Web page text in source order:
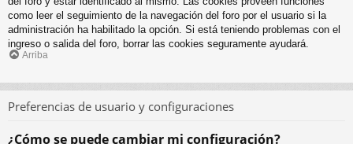
como leer el seguimiento de la navegación del foro por el usuario si la
administración ha habilitado la opción. Si está teniendo problemas con el
ingreso o salida del foro, borrar las cookies seguramente ayudará.
Arriba
Preferencias de usuario y configuraciones
¿Cómo se puede cambiar mi configuración?